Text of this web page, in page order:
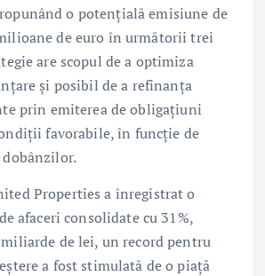
o potențială emisiune de
de euro în următorii trei
are scopul de a optimiza
și posibil de a refinanța
prin emiterea de obligațiuni
favorabile, în funcție de
dobânzilor.
Properties a înregistrat o
afaceri consolidate cu 31%,
de lei, un record pentru
a fost stimulată de o piață